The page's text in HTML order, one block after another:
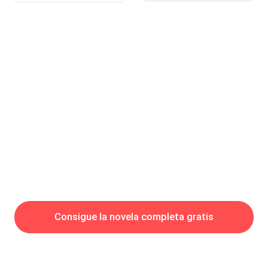
algunas de ellas eran: ¿Que hacia aquí? ¿Como me encontro?
Consigue la novela completa gratis